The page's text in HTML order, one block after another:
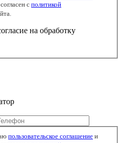
с политикой
на обработку
пользовательское соглашение и